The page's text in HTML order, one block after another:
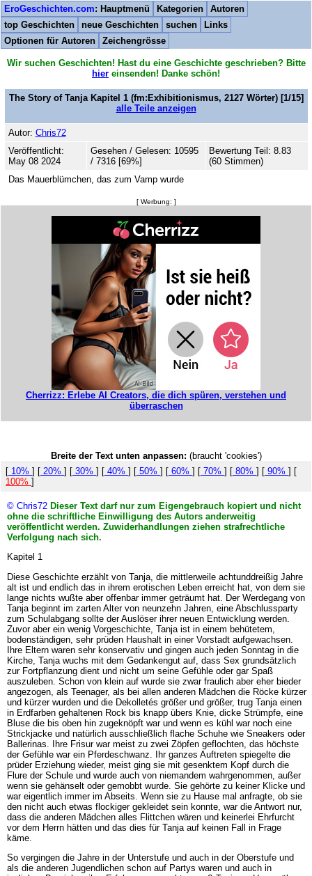
EroGeschichten.com: Hauptmenü Kategorien
Autoren
top Geschichten
neue Geschichten suchen
Links
Optionen für Autoren
Zeichengrösse
Wir suchen Geschichten! Hast du eine Geschichte geschrieben? Bitte
hier einsenden! Danke schön!
The Story of Tanja Kapitel 1(fm:Exhibitionismus, 2127Wörter) [1/15]
alle Teile anzeigen
Autor: Chris72
Veröffentlicht:
May 08 2024
Gesehen / Gelesen: 10595
/ 7316 [69%]
Bewertung Teil: 8.83
(60 Stimmen)
Das Mauerblümchen, das zum Vamp wurde
[ Werbung: ]
Cherrizz: Erlebe AI Creators, die dich spüren, verstehen und
überraschen
Breite der Text unten anpassen: (braucht 'cookies')
[ 10% ] [ 20% ] [ 30% ] [ 40% ] [ 50% ] [ 60% ] [ 70% ] [ 80% ] [ 90% ] [
100% ]
© Chris72 Dieser Text darf nur zum Eigengebrauch kopiert und nicht
ohne die schriftliche Einwilligung des Autors anderweitig
veröffentlicht werden. Zuwiderhandlungen ziehen strafrechtliche
Verfolgung nach sich.
Kapitel 1
Diese Geschichte erzählt von Tanja, die mittlerweile achtunddreißig Jahre
alt ist und endlich das in ihrem erotischen Leben erreicht hat, von dem sie
lange nichts wußte aber offenbar immer geträumt hat. Der Werdegang von
Tanja beginnt im zarten Alter von neunzehn Jahren, eine Abschlussparty
zum Schulabgang sollte der Auslöser ihrer neuen Entwicklung werden.
Zuvor aber ein wenig Vorgeschichte, Tanja ist in einem behütetem,
bodenständigen, sehr prüden Haushalt in einer Vorstadt aufgewachsen.
Ihre Eltern waren sehr konservativ und gingen auch jeden Sonntag in die
Kirche, Tanja wuchs mit dem Gedankengut auf, dass Sex grundsätzlich
zur Fortpflanzung dient und nicht um seine Gefühle oder gar Spaß
auszuleben. Schon von klein auf wurde sie zwar fraulich aber eher bieder
angezogen, als Teenager, als bei allen anderen Mädchen die Röcke kürzer
und kürzer wurden und die Dekolletés größer und größer, trug Tanja einen
in Erdfarben gehaltenen Rock bis knapp übers Knie, dicke Strümpfe, eine
Bluse die bis oben hin zugeknöpft war und wenn es kühl war noch eine
Strickjacke und natürlich ausschließlich flache Schuhe wie Sneakers oder
Ballerinas. Ihre Frisur war meist zu zwei Zöpfen geflochten, das höchste
der Gefühle war ein Pferdeschwanz. Ihr ganzes Auftreten spiegelte die
prüder Erziehung wieder, meist ging sie mit gesenktem Kopf durch die
Flure der Schule und wurde auch von niemandem wahrgenommen, außer
wenn sie gehänselt oder gemobbt wurde. Sie gehörte zu keiner Klicke und
war eigentlich immer im Abseits. Wenn sie zu Hause mal anfragte, ob sie
den nicht auch etwas flockiger gekleidet sein konnte, war die Antwort nur,
dass die anderen Mädchen alles Flittchen wären und keinerlei Ehrfurcht
vor dem Herrn hätten und das dies für Tanja auf keinen Fall in Frage
käme.
So vergingen die Jahre in der Unterstufe und auch in der Oberstufe und
als die anderen Jugendlichen schon auf Partys waren und auch in